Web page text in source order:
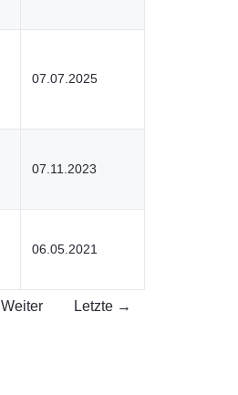
07.07.2025
07.11.2023
06.05.2021
Weiter Letzte →